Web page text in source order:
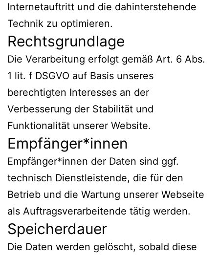
Internetauftritt und die dahinterstehende
Technik zu optimieren.
Rechtsgrundlage
Die Verarbeitung erfolgt gemäß Art. 6 Abs.
1 lit. f DSGVO auf Basis unseres
berechtigten Interesses an der
Verbesserung der Stabilität und
Funktionalität unserer Website.
Empfänger*innen
Empfänger*innen der Daten sind ggf.
technisch Dienstleistende, die für den
Betrieb und die Wartung unserer Webseite
als Auftragsverarbeitende tätig werden.
Speicherdauer
Die Daten werden gelöscht, sobald diese